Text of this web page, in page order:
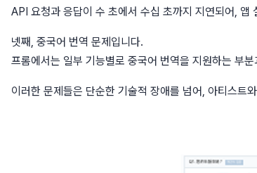
API 요청과 응답이 수 초에서 수십 초까지 지연되어, 앱
넷째, 중국어 번역 문제입니다.
프롬에서는 일부 기능별로 중국어 번역을 지원하는 부
이러한 문제들은 단순한 기술적 장애를 넘어, 아티스트